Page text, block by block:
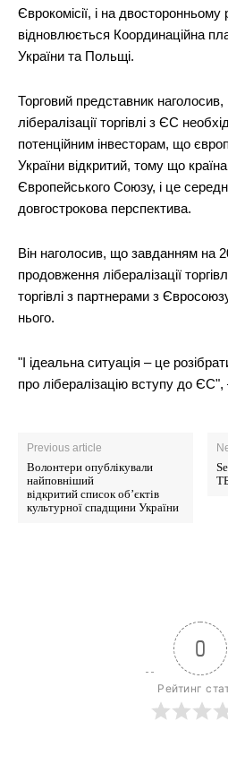
News
Magazine
Єврокомісії, і на двосторонньому
відновлюється Координаційна
України та Польщі.
Торговий представник
лібералізації торгівлі з ЄС
потенційним інвесторам, що
України відкритий, тому що
Європейського Союзу, і це
довгострокова перспектива.
Він наголосив, що завданням на
продовження лібералізації
торгівлі з партнерами з
нього.
"І ідеальна ситуація – це
про лібералізацію вступу до
Previous article
Волонтери опублікували
найповніший
відкритий список об’єктів
культурної спадщини України
0
Рейтинг